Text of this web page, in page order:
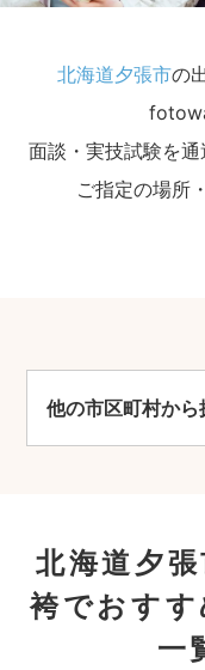
北海道夕張市の
面談・実技試験を通
ご指定の場所
他の市区町村から
北海道夕
袴でおす
一